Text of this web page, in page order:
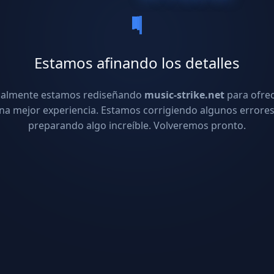
Estamos afinando los detalles
estamos rediseñando music-strike.net para
mejor experiencia. Estamos corrigiendo algunos
preparando algo increíble. Volveremos pronto.